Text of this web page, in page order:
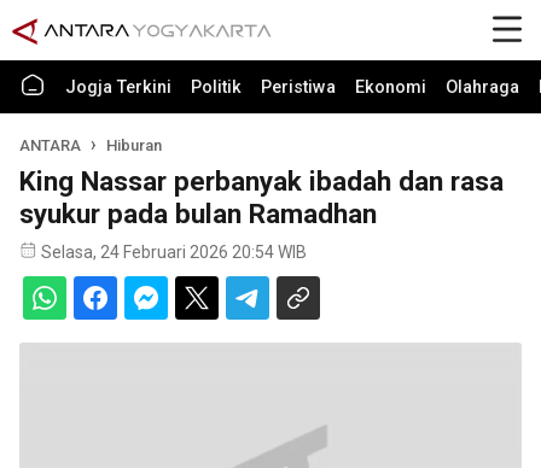
Jogja Terkini Politik Peristiwa Ekonomi Olahraga
ANTARA Hiburan
King Nassar perbanyak ibadah dan rasa
syukur pada bulan Ramadhan
Selasa, 24 Februari 2026 20:54 WIB